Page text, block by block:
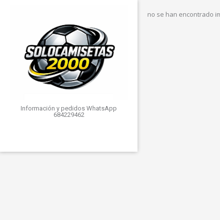
Información y pedidos WhatsApp
684229462
no se han encontrado